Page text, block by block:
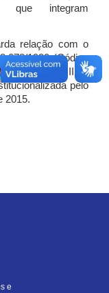
que integram
relação com o
1990 (Código
incisos I, II e III do
pelo
2015.
e